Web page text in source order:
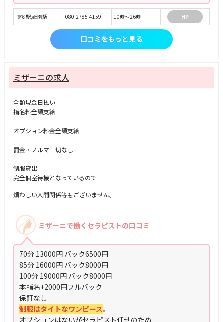
博多駅,祇園駅 080-2785-4159 10時～26時 HP
口コミをもっと見る
ミザーニの求人
全額現金日払い
指名料全額支給
オプション料金全額支給
罰金・ノルマ一切なし
制服貸出
完全個室待機となっているので
煩わしい人間関係等もございません。
ミザーニで働くセラピストの口コミ
70分 13000円 バック6500円
85分 16000円 バック8000円
100分 19000円 バック8000円
本指名+2000円フルバック
保証なし
制服はタイトなワンピース。
オプションはないがセラピスト任せのため